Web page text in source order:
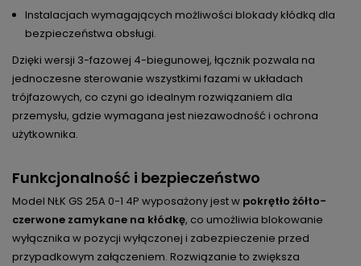
Instalacjach wymagających możliwości blokady kłódką dla
bezpieczeństwa obsługi.
Dzięki wersji 3-fazowej 4-biegunowej, łącznik pozwala na
jednoczesne sterowanie wszystkimi fazami w układach
trójfazowych, co czyni go idealnym rozwiązaniem dla
przemysłu, gdzie wymagana jest niezawodność i ochrona
użytkownika.
Funkcjonalność i bezpieczeństwo
Model NŁK GS 25A 0-1 4P wyposażony jest w pokrętło żółto-
czerwone zamykane na kłódkę, co umożliwia blokowanie
wyłącznika w pozycji wyłączonej i zabezpieczenie przed
przypadkowym załączeniem. Rozwiązanie to zwiększa